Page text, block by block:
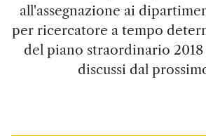
all'assegnazione ai
per ricercatore a tempo
del piano straordinario
discussi dal